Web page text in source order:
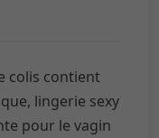
colis contient
lingerie sexy
pour le vagin